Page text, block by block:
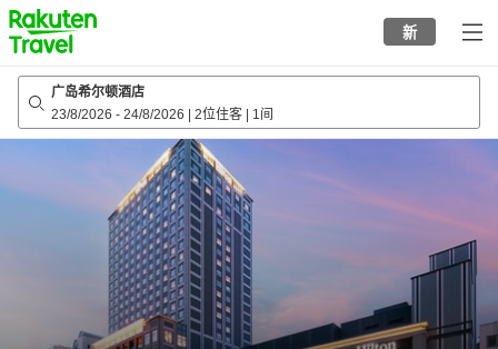
to
top
page
新
广岛希尔顿酒店
23/8/2026 - 24/8/2026 2位住客 1间